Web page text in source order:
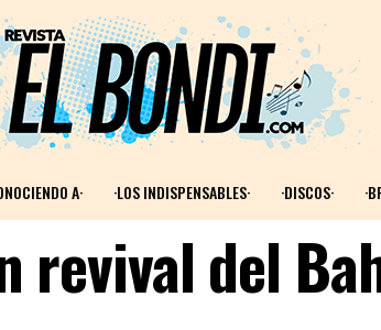
A· ·LOS INDISPENSABLES· ·DISCOS·
revival del